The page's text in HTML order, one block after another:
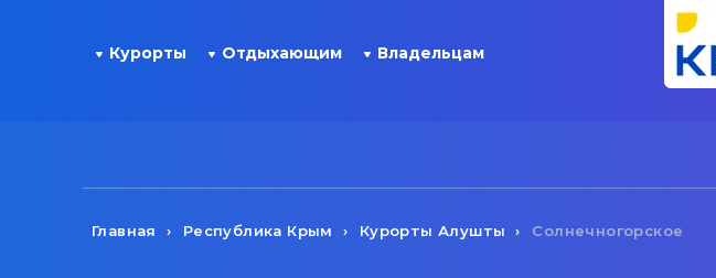
Курорты Отдыхающим Владельцам
Главная Республика Крым Курорты Алушты Солнечногорское